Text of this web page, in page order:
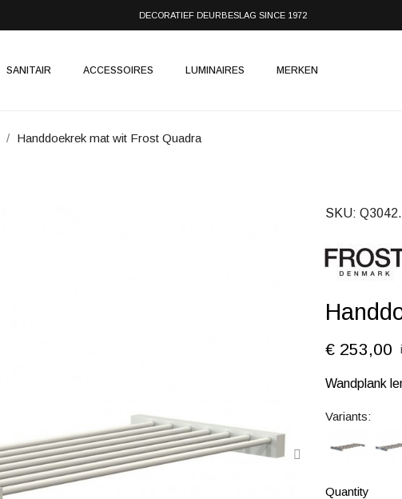
DECORATIEF DEURBESLAG SINCE 1972
SANITAIR ACCESSOIRES LUMINAIRES MERKEN
Handdoekrek mat wit Frost Quadra
SKU
€ 253,00
Wandplank
Variants:
Quantity